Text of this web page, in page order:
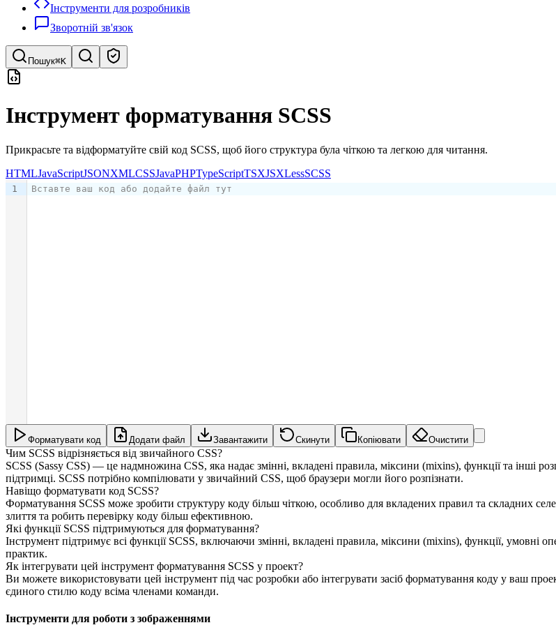
Інструменти для розробників
Зворотній зв'язок
Пошук⌘K
Пошук інструментів
Швидкий пошук інструментів
Інструмент форматування SCSS
Прикрасьте та відформатуйте свій код SCSS, щоб його структура була чіткою та легкою для читання.
HTMLJavaScriptJSONXMLCSSJavaPHPTypeScriptTSXJSXLessSCSS
1 Вставте ваш код або додайте файл тут
Форматувати код Додати файл Завантажити Скинути Копіювати Очистити
Чим SCSS відрізняється від звичайного CSS?
SCSS (Sassy CSS) — це надмножина CSS, яка надає змінні, вкладені правила, міксини (mixins), функції та інші
підтримці. SCSS потрібно компілювати у звичайний CSS, щоб браузери могли його розпізнати.
Навіщо форматувати код SCSS?
Форматування SCSS може зробити структуру коду більш чіткою, особливо для вкладених правил та складних
злиття та робить перевірку коду більш ефективною.
Які функції SCSS підтримуються для форматування?
Інструмент підтримує всі функції SCSS, включаючи змінні, вкладені правила, міксини (mixins), функції,
практик.
Як інтегрувати цей інструмент форматування SCSS у проект?
Ви можете використовувати цей інструмент під час розробки або інтегрувати засіб форматування коду у ваш
єдиного стилю коду всіма членами команди.
Інструменти для роботи з зображеннями